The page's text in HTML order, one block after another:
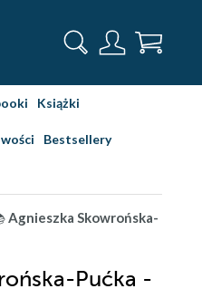
Książki
Bestsellery
Agnieszka Skowrońska-
Pućka -